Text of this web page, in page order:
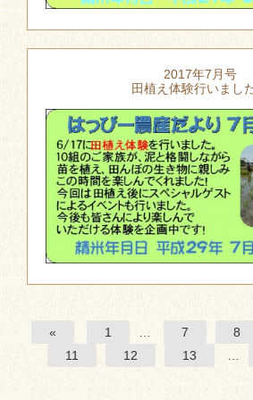
2017年7月号
田植え体験行いまし
« 1 7 8
11
12 13